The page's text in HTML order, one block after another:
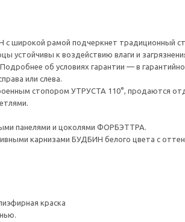
широкой рамой подчеркнет традиционный
устойчивы к воздействию влаги и
Подробнее об условиях гарантии — в
или слева.
стопором УТРУСТА 110°, продаются
панелями и цоколями ФОРБЭТТРА.
карнизами БУДБИН белого цвета с
краска